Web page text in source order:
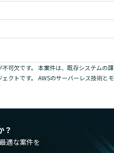
可欠です。 本案件は、既存システムの課
クトです。 AWSのサーバーレス技術とモ
？
適な案件を